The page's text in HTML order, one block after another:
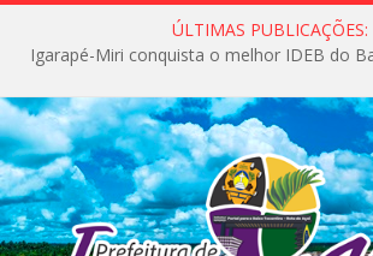
ÚLTIMAS PUBLICAÇÕES: